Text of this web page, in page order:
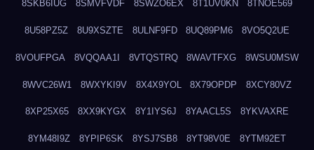
8SKB6IUG 8SMVFVDF 8SWZO6EX 8T1UV0KN 8TNOE569
8U58PZ5Z 8U9XSZTE 8ULNF9FD 8UQ89PM6 8VO5Q2UE
8VOUFPGA 8VQQAA1I 8VTQSTRQ 8WAVTFXG 8WSU0MSW
8WVC26W1 8WXYKI9V 8X4X9YOL 8X79OPDP 8XCY80VZ
8XP25X65 8XX9KYGX 8Y1IYS6J 8YAACL5S 8YKVAXRE
8YM48I9Z 8YPIP6SK 8YSJ7SB8 8YT98V0E 8YTM92ET